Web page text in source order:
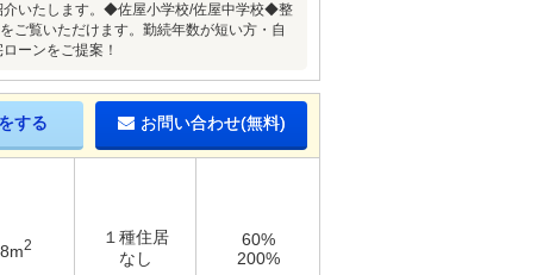
介いたします。◆佐屋小学校/佐屋中学校◆整
覧いただけます。勤続年数が短い方・自
ーンをご提案！
する お問い合わせ(無料)
2
１種住居
なし
60%
200%